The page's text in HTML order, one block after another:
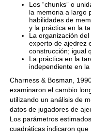
Los “chunks” o
la memoria a largo
habilidades de
y la práctica en la
La organización
experto de ajedrez
construcción; igual
La práctica en la
independiente en
Charness & Bosman,
examinaron el cambio
utilizando un análisis de
datos de jugadores de
Los parámetros
cuadráticas indicaron